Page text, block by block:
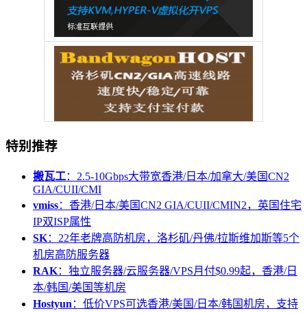
特别推荐
搬瓦工：2.5-10Gbps大带宽香港/日本/加拿大/美国CN2
GIA/CUII/CMI
vmiss：香港/日本/美国CN2 GIA/CUII/CMIN2，英国住宅
IP双ISP属性
SK：22年老牌高防机房，洛杉矶/丹佛/拉斯维加斯等5个
机房高防服务器
RAK：独立服务器/云服务器/VPS月付$0.99起，香港/日
本/韩国/美国等机房
Hostyun ：低价VPS可选香港/美国/日本/韩国机房，支持